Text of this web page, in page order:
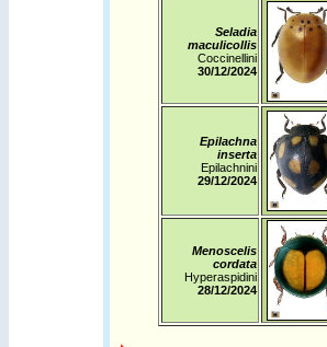
Seladia
maculicollis
Coccinellini
30/12/2024
Epilachna
inserta
Epilachnini
29/12/2024
Menoscelis
cordata
Hyperaspidini
28/12/2024